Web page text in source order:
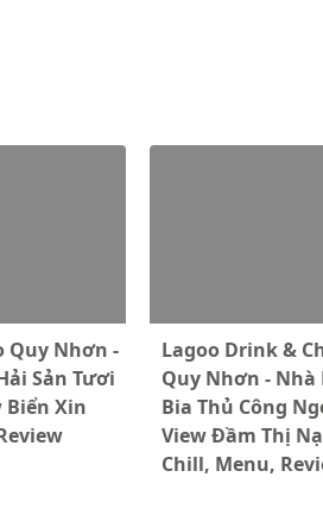
Quy Nhơn -
Sản Tươi
Biển Xin
Lagoo Drink &
Quy Nhơn - Nhà
Bia Thủ Công
View Đầm Thị
Chill, Menu,